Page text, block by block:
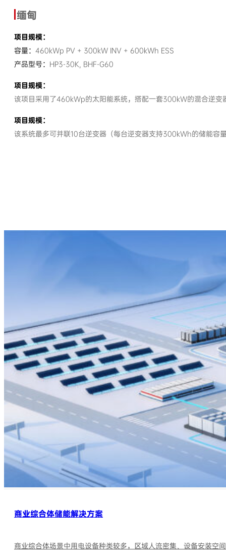
缅甸
项目规模：
容量： 460kWp PV + 300kW INV + 600kWh ESS
产品型号： HP3-30K, BHF-G60
项目规模：
该项目采用了460kWp的太阳能系统，搭配一套300kW的混合逆
项目规模：
该系统最多可并联10台逆变器（每台逆变器支持300kWh的储能容
商业综合体储能解决方案
商业综合体场景中用电设备种类较多，区域人流密集、设备安装空